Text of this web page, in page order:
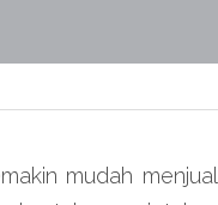
mudah menjual